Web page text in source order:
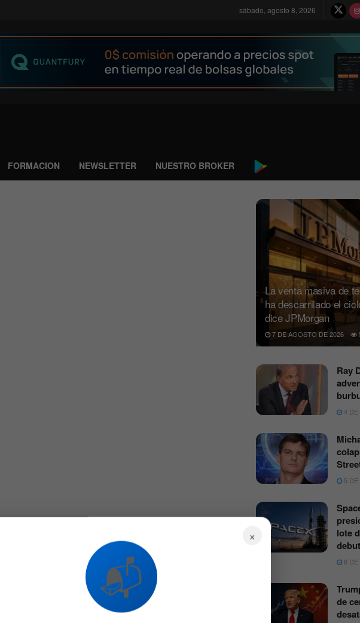
sábado, agosto 8, 2026
FORMACION NEWSLETTER NUESTRO BROKER
La venta masiva de
ha descarrilado el
dice JPMorgan
7 DE AGOSTO DE 2026
Ray
4 DE
5 DE
lote
debut
6 DE
de
×
📬